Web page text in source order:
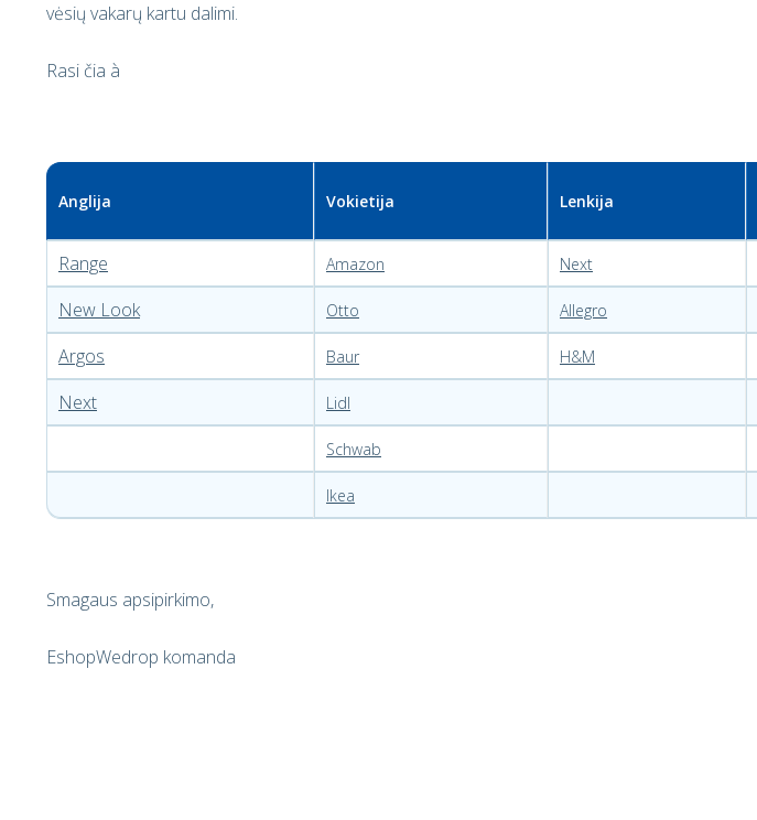
vėsių vakarų kartu dalimi.
Rasi čia à
Anglija Vokietija Lenkija
Range Amazon Next
New Look Otto Allegro
Argos Baur H&M
Next Lidl
Schwab
Ikea
Smagaus apsipirkimo,
EshopWedrop komanda